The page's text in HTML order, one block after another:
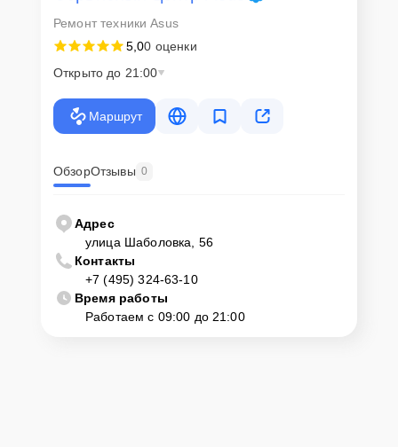
Для запуска процесса ремонта материнской платы Asus TUF
Gaming B550-Plus нужно просто оставить
позвонить телефону горячей линии: +7 (495) 324-63-10. Наши
специалисты оперативно проконсультируют по всем необходимым
вопросам, запишут на диагностику, подскажут с вариантами
и место.
Ремонт техники Asus
5,00 оценки
Открыто до 21:00
Маршрут
ОбзорОтзывы 0
Адрес
улица Шаболовка, 56
Контакты
+7 (495) 324-63-10
Время работы
Работаем с 09:00 до 21:00